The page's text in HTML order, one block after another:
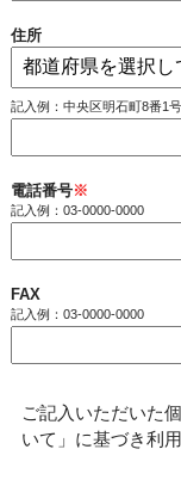
住所
記入例：中央区明石町8番1
電話番号※
記入例：03-0000-0000
FAX
記入例：03-0000-0000
ご記入いただいた
いて」に基づき利